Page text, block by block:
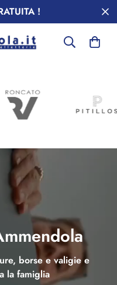
!
borse e valigie e
la famiglia